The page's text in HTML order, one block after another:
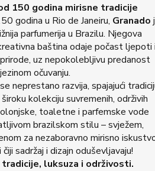
150 godina mirisne tradicije
godina u Rio de Janeiru, Granado
parfumerija u Brazilu. Njegova
baština odaje počast ljepoti i
uz nepokolebljivu predanost
očuvanju.
se neprestano razvija, spajajući
kolekciju suvremenih, održivih
toaletne i parfemske vode
brazilskom stilu – svježem,
za nezaboravno mirisno
sadržaj i dizajn oduševljavaju!
tradicije, luksuza i održivosti.